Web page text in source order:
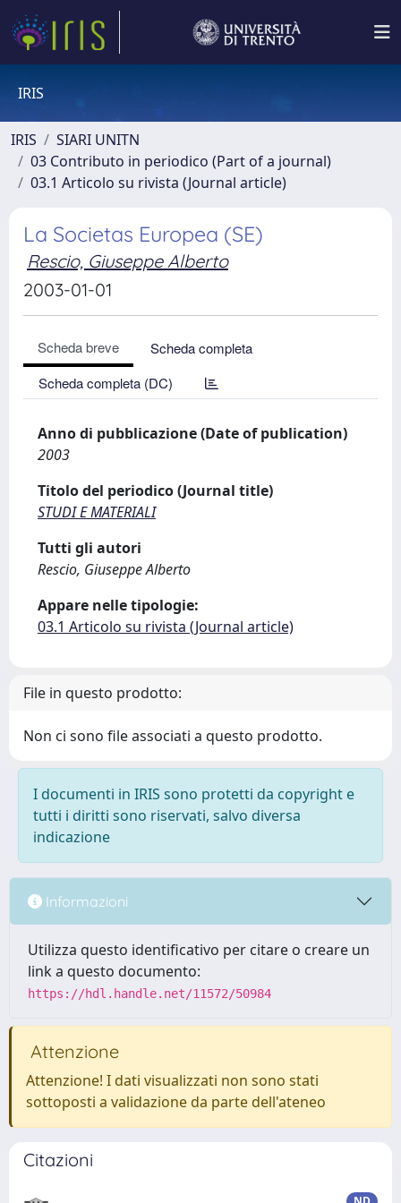
IRIS
IRIS
SIARI UNITN
03 Contributo in periodico (Part of a journal)
03.1 Articolo su rivista (Journal article)
La Societas Europea (SE)
Rescio, Giuseppe Alberto
2003-01-01
Scheda breve
Scheda completa
Scheda completa (DC)
Anno di pubblicazione (Date of publication)
2003
Titolo del periodico (Journal title)
STUDI E MATERIALI
Tutti gli autori
Rescio, Giuseppe Alberto
Appare nelle tipologie:
03.1 Articolo su rivista (Journal article)
File in questo prodotto:
Non ci sono file associati a questo prodotto.
I documenti in IRIS sono protetti da copyright e
tutti i diritti sono riservati, salvo diversa
indicazione
Informazioni
Utilizza questo identificativo per citare o creare un
link a questo documento:
https://hdl.handle.net/11572/50984
Attenzione
Attenzione! I dati visualizzati non sono stati
sottoposti a validazione da parte dell'ateneo
Citazioni